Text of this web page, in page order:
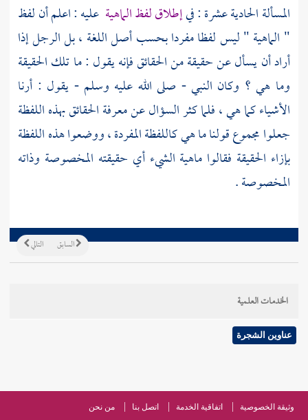
المسألة الحادية عشرة : فيإطلاق لفظ الماهية عليه : اعلم أن لفظ
" الماهية " ليس لفظا مفردا بحسب أصل اللغة ، بل الرجل إذا
أراد أن يسأل عن حقيقة من الحقائق فإنه يقول : ما تلك الحقيقة
وما هي ؟ وكان النبي - صلى الله عليه وسلم - يقول : أرنا
الأشياء كما هي ، فلما كثر السؤال عن معرفة الحقائق بهذه اللفظة
جعلوا مجموع قولنا ما هي كاللفظة المفردة ، ووضعوا هذه اللفظة
بإزاء الحقيقة فقالوا ماهية الشيء أي حقيقته المخصوصة وذاته
المخصوصة .
التالي السابق
الخدمات العلمية
عناوين الشجرة
وثيقة الخصوصية اتفاقية الخدمة اتصل بنا من نحن